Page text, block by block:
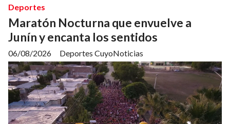
Maratón Nocturna que envuelve a
Junín y encanta los sentidos
Deportes CuyoNoticias
Deportes
06/08/2026